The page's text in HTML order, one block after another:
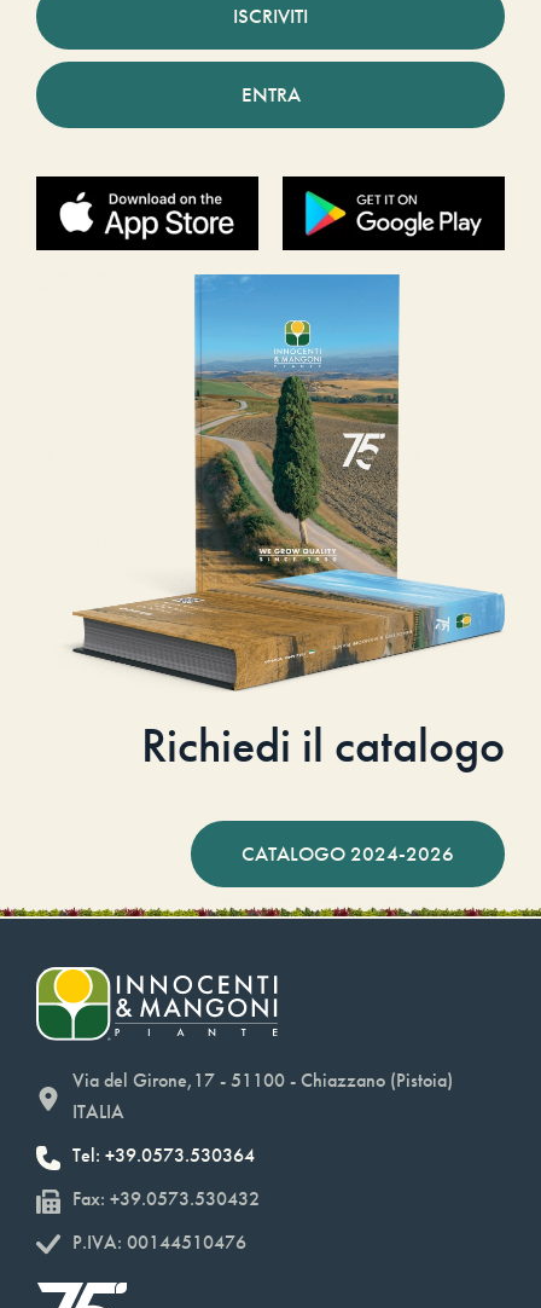
ISCRIVITI
ENTRA
Richiedi il catalogo
CATALOGO 2024-2026
Via del Girone,17 - 51100 - Chiazzano (Pistoia)
ITALIA
Tel: +39.0573.530364
Fax: +39.0573.530432
P.IVA: 00144510476